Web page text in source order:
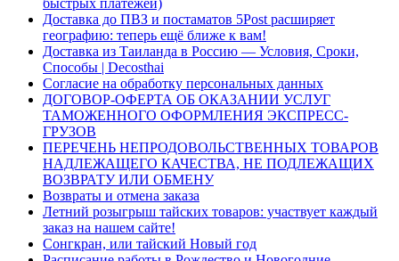
быстрых платежей)
Доставка до ПВЗ и постаматов 5Post расширяет
географию: теперь ещё ближе к вам!
Доставка из Таиланда в Россию — Условия, Сроки,
Способы | Decosthai
Согласие на обработку персональных данных
ДОГОВОР-ОФЕРТА ОБ ОКАЗАНИИ УСЛУГ
ТАМОЖЕННОГО ОФОРМЛЕНИЯ ЭКСПРЕСС-
ГРУЗОВ
ПЕРЕЧЕНЬ НЕПРОДОВОЛЬСТВЕННЫХ ТОВАРОВ
НАДЛЕЖАЩЕГО КАЧЕСТВА, НЕ ПОДЛЕЖАЩИХ
ВОЗВРАТУ ИЛИ ОБМЕНУ
Возвраты и отмена заказа
Летний розыгрыш тайских товаров: участвует каждый
заказ на нашем сайте!
Сонгкран, или тайский Новый год